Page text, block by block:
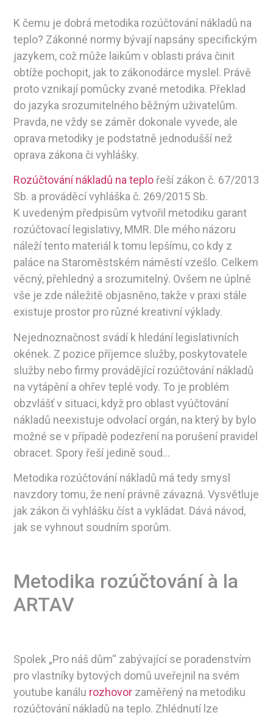
K čemu je dobrá metodika rozúčtování nákladů na
teplo? Zákonné normy bývají napsány specifickým
jazykem, což může laikům v oblasti práva činit
obtíže pochopit, jak to zákonodárce myslel. Právě
proto vznikají pomůcky zvané metodika. Překlad
do jazyka srozumitelného běžným uživatelům.
Pravda, ne vždy se záměr dokonale vyvede, ale
oprava metodiky je podstatně jednodušší než
oprava zákona či vyhlášky.
Rozúčtování nákladů na teplo řeší zákon č. 67/2013
Sb. a prováděcí vyhláška č. 269/2015 Sb.
K uvedeným předpisům vytvořil metodiku garant
rozúčtovací legislativy, MMR. Dle mého názoru
náleží tento materiál k tomu lepšímu, co kdy z
paláce na Staroměstském náměstí vzešlo. Celkem
věcný, přehledný a srozumitelný. Ovšem ne úplně
vše je zde náležitě objasněno, takže v praxi stále
existuje prostor pro různé kreativní výklady.
Nejednoznačnost svádí k hledání legislativních
okének. Z pozice příjemce služby, poskytovatele
služby nebo firmy provádějící rozúčtování nákladů
na vytápění a ohřev teplé vody. To je problém
obzvlášť v situaci, když pro oblast vyúčtování
nákladů neexistuje odvolací orgán, na který by bylo
možné se v případě podezření na porušení pravidel
obracet. Spory řeší jedině soud…
Metodika rozúčtování nákladů má tedy smysl
navzdory tomu, že není právně závazná. Vysvětluje
jak zákon či vyhlášku číst a vykládat. Dává návod,
jak se vyhnout soudním sporům.
Metodika rozúčtování à la
ARTAV
Spolek „Pro náš dům“ zabývající se poradenstvím
pro vlastníky bytových domů uveřejnil na svém
youtube kanálu rozhovor zaměřený na metodiku
rozúčtování nákladů na teplo. Zhlédnutí lze